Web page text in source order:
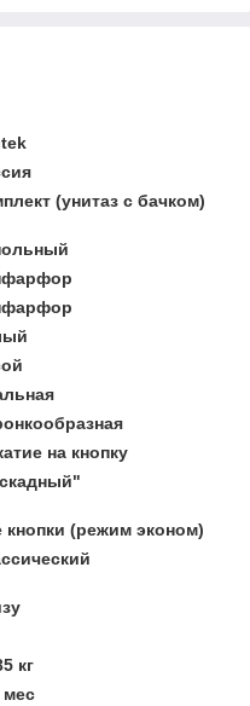
(унитаз с бачком)
на кнопку
кнопки (режим эконом)
кг
мес